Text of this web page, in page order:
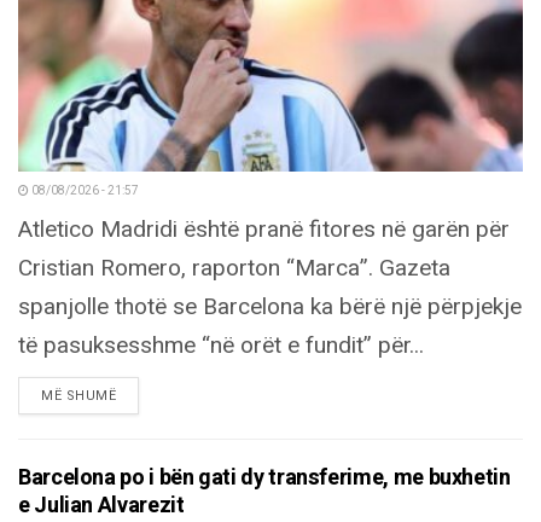
08/08/2026 - 21:57
Atletico Madridi është pranë fitores në garën për
Cristian Romero, raporton “Marca”. Gazeta
spanjolle thotë se Barcelona ka bërë një përpjekje
të pasuksesshme “në orët e fundit” për...
MË SHUMËDETAILS
Barcelona po i bën gati dy transferime, me buxhetin
e Julian Alvarezit